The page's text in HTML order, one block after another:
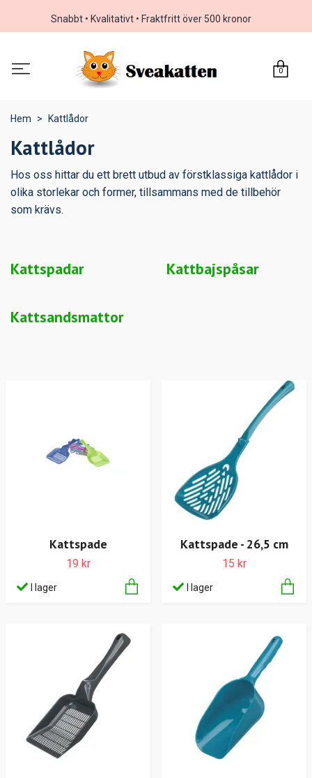
Snabbt • Kvalitativt • Fraktfritt över 500 kronor
0
Hem Kattlådor
Kattlådor
Hos oss hittar du ett brett utbud av förstklassiga kattlådor i
olika storlekar och former, tillsammans med de tillbehör
som krävs.
Kattspadar Kattbajspåsar
Kattsandsmattor
Kattspade
19 kr
I lager
Kattspade - 26,5 cm
15 kr
I lager